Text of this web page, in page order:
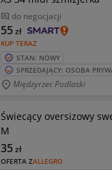
do negocjacji
KUP TERAZ
55zł
STAN: NOWY
SPRZEDAJĄCY: OSOBA
Międzyrzec Podlaski
Świecący oversizowy
M
OFERTA ZALLEGRO
35zł